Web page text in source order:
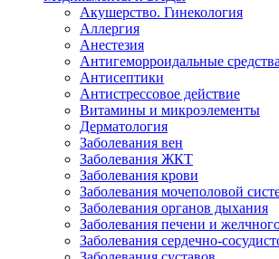
Акушерство. Гинекология
Аллергия
Анестезия
Антигеморроидальные средства
Антисептики
Антистрессовое действие
Витамины и микроэлементы
Дерматология
Заболевания вен
Заболевания ЖКТ
Заболевания крови
Заболевания мочеполовой
Заболевания органов дыхания
Заболевания печени и
Заболевания сердечно-